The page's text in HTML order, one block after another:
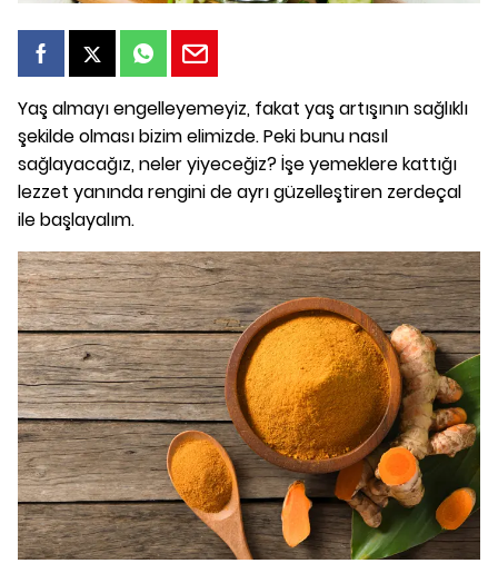
Yaş almayı engelleyemeyiz, fakat yaş artışının sağlıklı
şekilde olması bizim elimizde. Peki bunu nasıl
sağlayacağız, neler yiyeceğiz? İşe yemeklere kattığı
lezzet yanında rengini de ayrı güzelleştiren zerdeçal
ile başlayalım.